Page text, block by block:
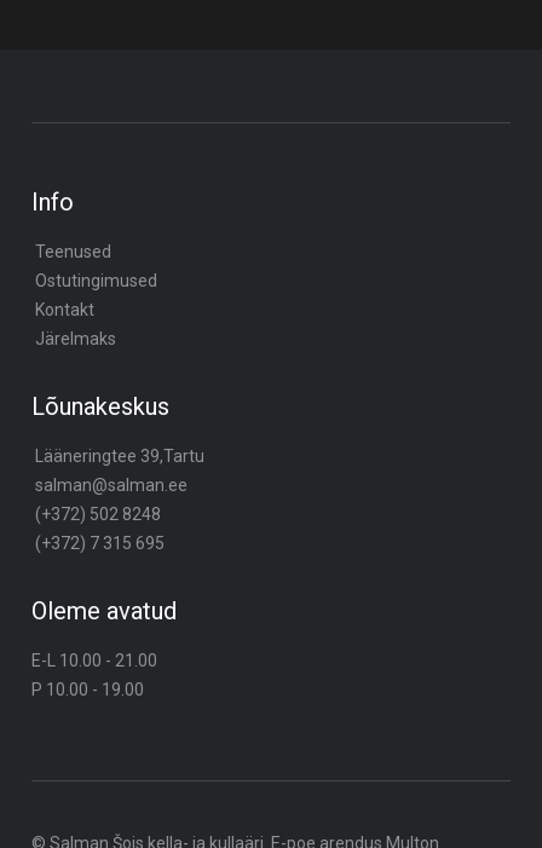
Info
Teenused
Ostutingimused
Kontakt
Järelmaks
Lõunakeskus
Lääneringtee 39,Tartu
salman@salman.ee
(+372) 502 8248
(+372) 7 315 695
Oleme avatud
E-L 10.00 - 21.00
P 10.00 - 19.00
© Salman Šois kella- ja kullaäri. E-poe arendus Multon